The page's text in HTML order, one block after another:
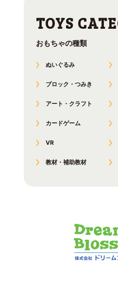
おもちゃの種類
ぬいぐるみ
ブロック・つみき
アート・クラフト
カードゲーム
VR
教材・補助教材